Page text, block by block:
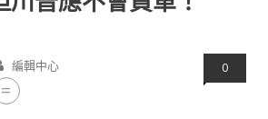
編輯中心 0
=